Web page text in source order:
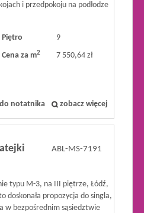
i przedpokoju na podłodze
Piętro
9
Cena za m2 7 550,64 zł
notatnika zobacz więcej
ABL-MS-7191
typu M-3, na III piętrze, Łódź,
doskonała propozycja do singla,
w bezpośrednim sąsiedztwie